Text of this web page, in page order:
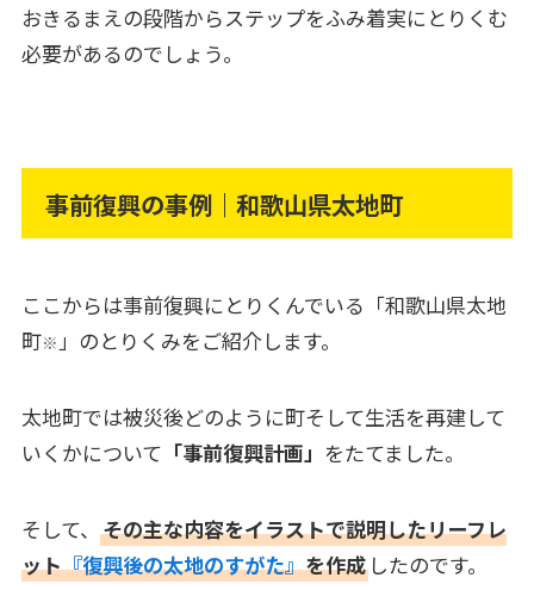
おきるまえの段階からステップをふみ着実にとりくむ
必要があるのでしょう。
事前復興の事例｜和歌山県太地町
ここからは事前復興にとりくんでいる「和歌山県太地
町※ 」のとりくみをご紹介します。
太地町では被災後どのように町そして生活を再建して
いくかについて 「事前復興計画」 をたてました。
そして、 その主な内容をイラストで説明したリーフレ
ット『復興後の太地のすがた』を作成したのです。